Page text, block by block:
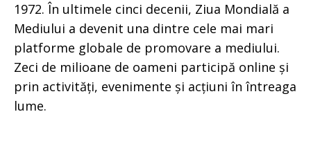
1972. În ultimele cinci decenii, Ziua Mondială a
Mediului a devenit una dintre cele mai mari
platforme globale de promovare a mediului.
Zeci de milioane de oameni participă online și
prin activități, evenimente și acțiuni în întreaga
lume.